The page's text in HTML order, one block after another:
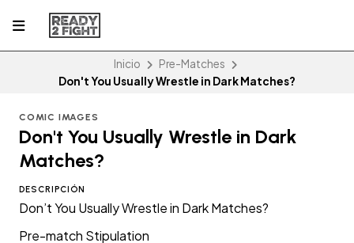
Inicio
Pre-Matches
Don't You Usually Wrestle in Dark Matches?
COMIC IMAGES
Don't You Usually Wrestle in Dark
Matches?
DESCRIPCIÓN
Don’t You Usually Wrestle in Dark Matches?
Pre-match Stipulation